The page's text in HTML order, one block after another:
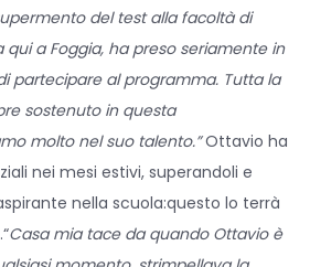
del test alla facoltà di
a Foggia, ha preso seriamente in
partecipare al programma. Tutta la
sostenuto in questa
molto nel suo talento.”Ottavio ha
nei mesi estivi, superandoli e
nella scuola:questo lo terrà
Casa mia tace da quando Ottavio è